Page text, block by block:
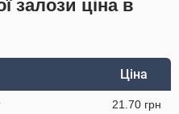
залози ціна в
Ціна
21.70 грн